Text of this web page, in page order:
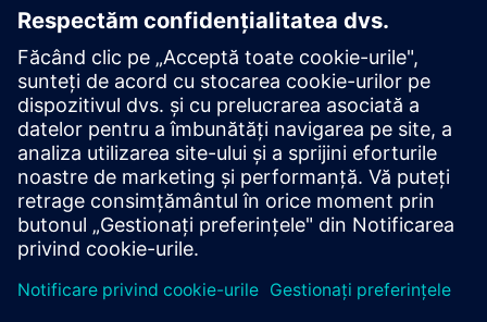
Provocare: Modernizați și optimizați proiectarea proceselor,
reducând în același timp costurile.
Soluție: Automatizați simulările de formare și minimizați
resturile cu prindere stabilă.
Rezultate: AFDEX reduce costurile de dezvoltare și
îmbunătățește stabilitatea procesului și calitatea forjării,
permițând competitivitatea de clasă mondială în forjarea la
cald.